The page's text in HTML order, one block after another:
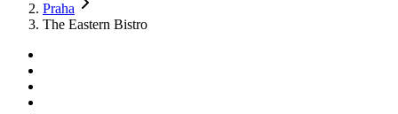
Praha
The Eastern Bistro